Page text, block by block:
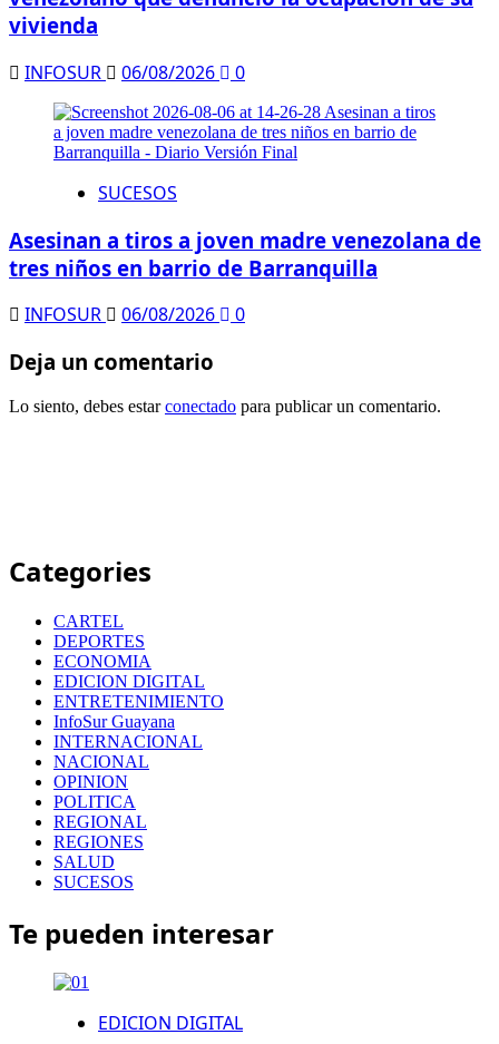
vivienda
INFOSUR 06/08/2026 0
SUCESOS
Asesinan a tiros a joven madre venezolana de
tres niños en barrio de Barranquilla
INFOSUR 06/08/2026 0
Deja un comentario
Lo siento, debes estarconectado para publicar un comentario.
Categories
CARTEL
DEPORTES
ECONOMIA
EDICION DIGITAL
ENTRETENIMIENTO
InfoSur Guayana
INTERNACIONAL
NACIONAL
OPINION
POLITICA
REGIONAL
REGIONES
SALUD
SUCESOS
Te pueden interesar
EDICION DIGITAL